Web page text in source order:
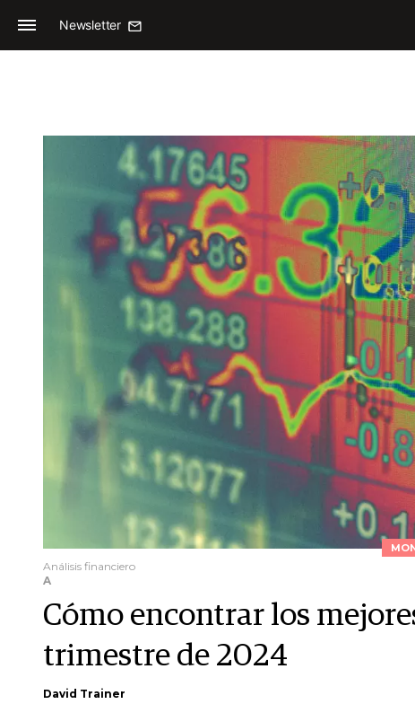
Newsletter
Análisis financiero
A
Cómo encontrar los
trimestre de 2024
David Trainer